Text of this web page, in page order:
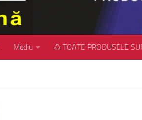
Mediu ♺ TOATE PRODUSELE